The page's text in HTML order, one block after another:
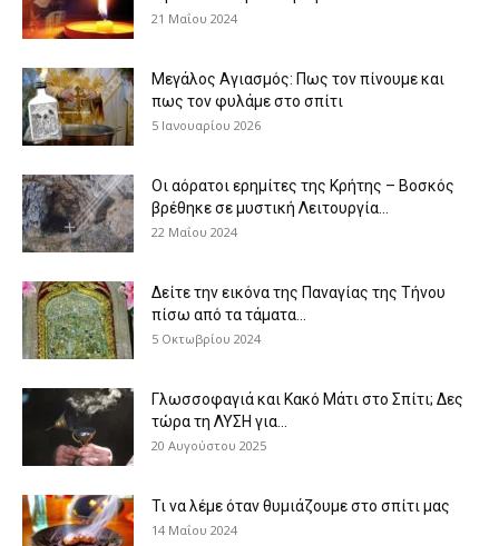
21 Μαΐου 2024
Μεγάλος Αγιασμός: Πως τον πίνουμε και
πως τον φυλάμε στο σπίτι
5 Ιανουαρίου 2026
Οι αόρατοι ερημίτες της Κρήτης – Βοσκός
βρέθηκε σε μυστική Λειτουργία...
22 Μαΐου 2024
Δείτε την εικόνα της Παναγίας της Τήνου
πίσω από τα τάματα...
5 Οκτωβρίου 2024
Γλωσσοφαγιά και Κακό Μάτι στο Σπίτι; Δες
τώρα τη ΛΥΣΗ για...
20 Αυγούστου 2025
Τι να λέμε όταν θυμιάζουμε στο σπίτι μας
14 Μαΐου 2024